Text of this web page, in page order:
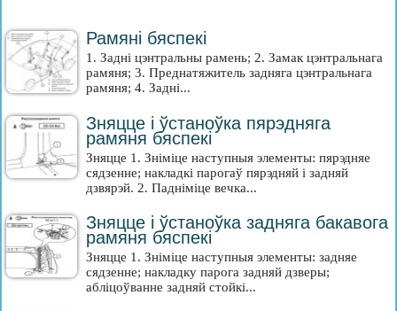
Рамяні бяспекі
1. Задні цэнтральны рамень; 2. Замак цэнтральнага
рамяня; 3. Преднатяжитель задняга цэнтральнага
рамяня; 4. Задні...
Зняцце і ўстаноўка пярэдняга
рамяня бяспекі
Зняцце 1. Зніміце наступныя элементы: пярэдняе
сядзенне; накладкі парогаў пярэдняй і задняй
дзвярэй. 2. Падніміце вечка...
Зняцце і ўстаноўка задняга бакавога
рамяня бяспекі
Зняцце 1. Зніміце наступныя элементы: задняе
сядзенне; накладку парога задняй дзверы;
абліцоўванне задняй стойкі...